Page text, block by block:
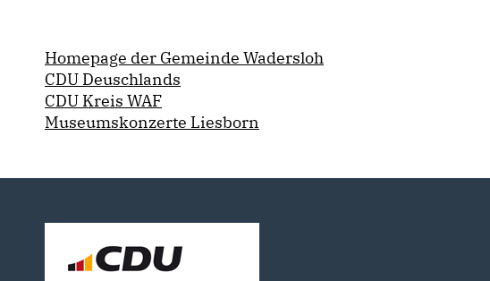
Homepage der Gemeinde Wadersloh
CDU Deuschlands
CDU Kreis WAF
Museumskonzerte Liesborn